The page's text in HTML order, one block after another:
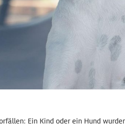
Ein Kind oder ein Hund